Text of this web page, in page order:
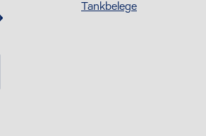
Tankbelege